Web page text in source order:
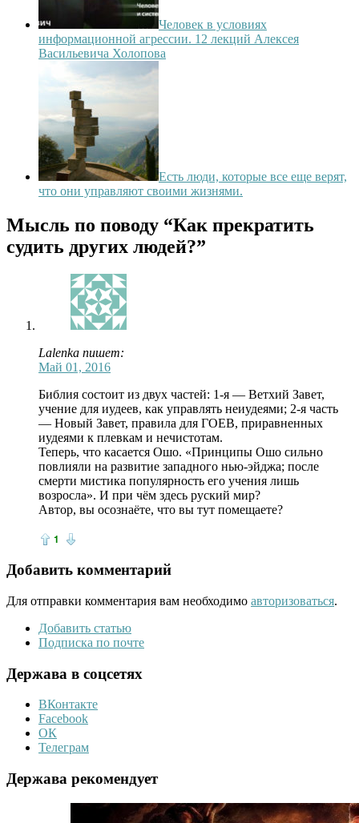
Человек в условиях
информационной агрессии. 12 лекций Алексея
Васильевича Холопова
Есть люди, которые все еще верят,
что они управляют своими жизнями.
Мысль по поводу “Как прекратить
судить других людей?”
Lalenka пишет:
Май 01, 2016
Библия состоит из двух частей: 1-я — Ветхий Завет,
учение для иудеев, как управлять неиудеями; 2-я часть
— Новый Завет, правила для ГОЕВ, приравненных
иудеями к плевкам и нечистотам.
Теперь, что касается Ошо. «Принципы Ошо сильно
повлияли на развитие западного нью-эйджа; после
смерти мистика популярность его учения лишь
возросла». И при чём здесь руский мир?
Автор, вы осознаёте, что вы тут помещаете?
1
Добавить комментарий
Для отправки комментария вам необходимо авторизоваться.
Добавить статью
Подписка по почте
Держава в соцсетях
ВКонтакте
Facebook
ОК
Телеграм
Держава рекомендует